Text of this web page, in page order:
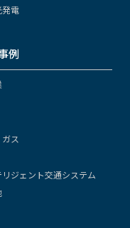
発電
例
ス
リジェント交通システム